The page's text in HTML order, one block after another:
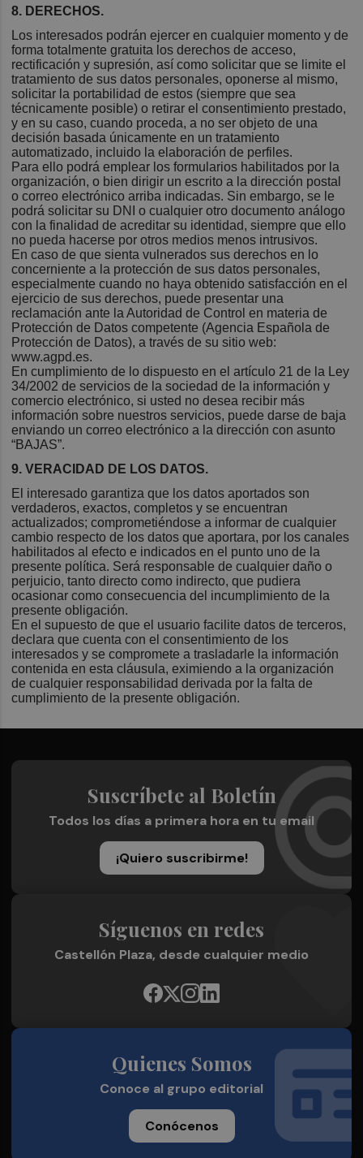
8. DERECHOS.
Los interesados podrán ejercer en cualquier momento y de
forma totalmente gratuita los derechos de acceso,
rectificación y supresión, así como solicitar que se limite el
tratamiento de sus datos personales, oponerse al mismo,
solicitar la portabilidad de estos (siempre que sea
técnicamente posible) o retirar el consentimiento prestado,
y en su caso, cuando proceda, a no ser objeto de una
decisión basada únicamente en un tratamiento
automatizado, incluido la elaboración de perfiles.
Para ello podrá emplear los formularios habilitados por la
organización, o bien dirigir un escrito a la dirección postal
o correo electrónico arriba indicadas. Sin embargo, se le
podrá solicitar su DNI o cualquier otro documento análogo
con la finalidad de acreditar su identidad, siempre que ello
no pueda hacerse por otros medios menos intrusivos.
En caso de que sienta vulnerados sus derechos en lo
concerniente a la protección de sus datos personales,
especialmente cuando no haya obtenido satisfacción en el
ejercicio de sus derechos, puede presentar una
reclamación ante la Autoridad de Control en materia de
Protección de Datos competente (Agencia Española de
Protección de Datos), a través de su sitio web:
www.agpd.es.
En cumplimiento de lo dispuesto en el artículo 21 de la Ley
34/2002 de servicios de la sociedad de la información y
comercio electrónico, si usted no desea recibir más
información sobre nuestros servicios, puede darse de baja
enviando un correo electrónico a la direccióncon asunto
“BAJAS”.
9. VERACIDAD DE LOS DATOS.
El interesado garantiza que los datos aportados son
verdaderos, exactos, completos y se encuentran
actualizados; comprometiéndose a informar de cualquier
cambio respecto de los datos que aportara, por los canales
habilitados al efecto e indicados en el punto uno de la
presente política. Será responsable de cualquier daño o
perjuicio, tanto directo como indirecto, que pudiera
ocasionar como consecuencia del incumplimiento de la
presente obligación.
En el supuesto de que el usuario facilite datos de terceros,
declara que cuenta con el consentimiento de los
interesados y se compromete a trasladarle la información
contenida en esta cláusula, eximiendo a la organización
de cualquier responsabilidad derivada por la falta de
cumplimiento de la presente obligación.
Suscríbete al Boletín
Todos los días a primera hora en tu email
¡Quiero suscribirme!
Síguenos en redes
Castellón Plaza, desde cualquier medio
Quienes Somos
Conoce al grupo editorial
Conócenos